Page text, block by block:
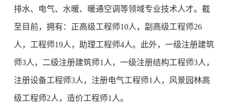
排水、电气、水暖、暖通空调等领域专业技术人才。截
至目前，拥有：正高级工程师10人，副高级工程师26
人，工程师19人，助理工程师4人。此外，一级注册建筑
师3人，二级注册建筑师1人，一级注册结构工程师3人，
注册设备工程师3人，注册电气工程师1人，风景园林高
级工程师2人，造价工程师1人。